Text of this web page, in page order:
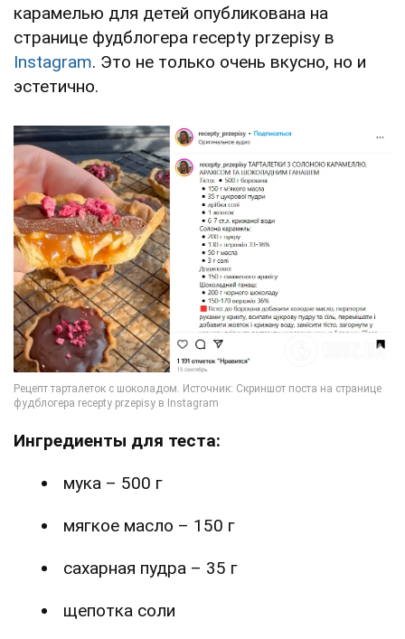
карамелью для детей опубликована на
странице фудблогера recepty przepisy в
Instagram. Это не только очень вкусно, но и
эстетично.
Ингредиенты для теста:
мука – 500 г
мягкое масло – 150 г
сахарная пудра – 35 г
щепотка соли